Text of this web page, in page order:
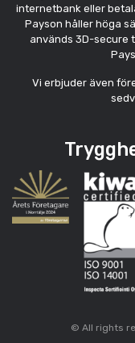
internetbank eller
Payson håller höga
används 3D-secure
Vi erbjuder även
© All rights